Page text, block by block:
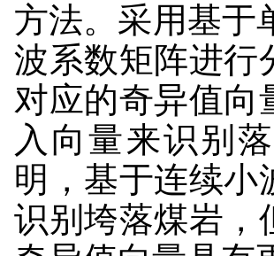
方法。采用基于
波系数矩阵进行
对应的奇异值向
入向量来识别
明，基于连续小
识别垮落煤岩，